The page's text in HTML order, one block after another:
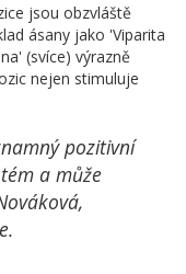
jsou obzvláště
ásany jako 'Viparita
(svíce) výrazně
nejen stimuluje
pozitivní
a může